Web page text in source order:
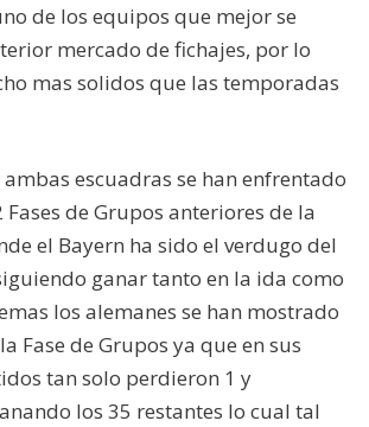
de los equipos que mejor se
mercado de fichajes, por lo
mas solidos que las temporadas
escuadras se han enfrentado
de Grupos anteriores de la
el Bayern ha sido el verdugo del
ganar tanto en la ida como
los alemanes se han mostrado
Fase de Grupos ya que en sus
tan solo perdieron 1 y
los 35 restantes lo cual tal